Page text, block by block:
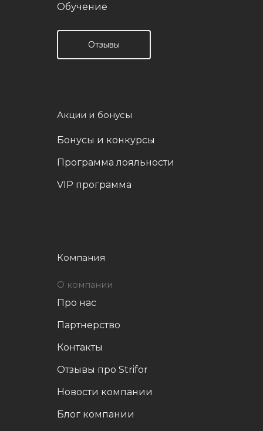
Обучение
Отзывы
Акции и бонусы
Бонусы и конкурсы
Программа лояльности
VIP программа
Компания
О компании
Про нас
Партнерство
Контакты
Отзывы про Strifor
Новости компании
Блог компании